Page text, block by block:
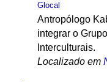
Glocal
Antropólogo
integrar o
Interculturais.
Localizado em